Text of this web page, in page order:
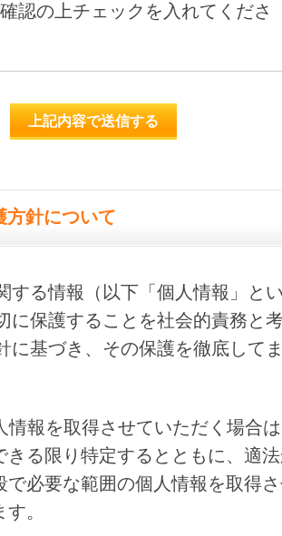
認の上チェックを入れてくださ
方針について
する情報（以下「個人情報」と
に保護することを社会的責務と
に基づき、その保護を徹底して
情報を取得させていただく場合
る限り特定するとともに、 適
で必要な範囲の個人情報を取得
。